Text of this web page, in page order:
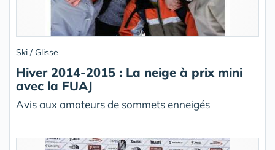
Ski / Glisse
Hiver 2014-2015 : La neige à prix mini
avec la FUAJ
Avis aux amateurs de sommets enneigés